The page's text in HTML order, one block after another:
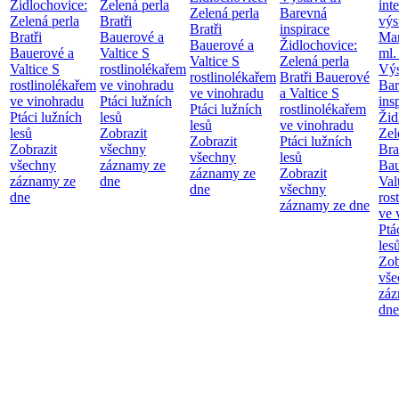
Židlochovice:
Zelená perla
Bratři
Bauerové a
Valtice S
rostlinolékařem
ve vinohradu
Ptáci lužních
lesů
Zobrazit
všechny
záznamy ze
dne
Zelená perla
Bratři
Bauerové a
Valtice S
rostlinolékařem
ve vinohradu
Ptáci lužních
lesů
Zobrazit
všechny
záznamy ze
dne
Zelená perla
Bratři
Bauerové a
Valtice S
rostlinolékařem
ve vinohradu
Ptáci lužních
lesů
Zobrazit
všechny
záznamy ze
dne
Barevná
inspirace
Židlochovice:
Zelená perla
Bratři Bauerové
a Valtice S
rostlinolékařem
ve vinohradu
Ptáci lužních
lesů
Zobrazit
všechny
záznamy ze dne
ml.
ve
dne